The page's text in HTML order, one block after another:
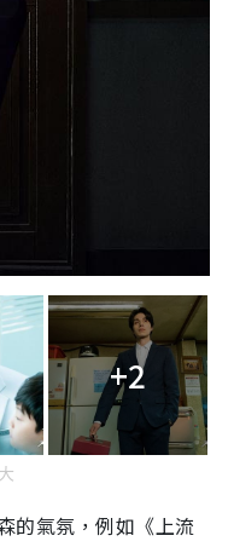
+2
的氣氛，例如《上流